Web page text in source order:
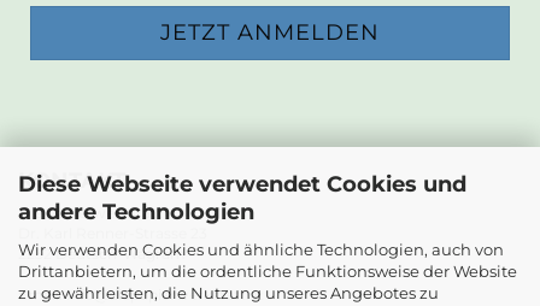
Diese Webseite verwendet Cookies und
andere Technologien
Wir verwenden Cookies und ähnliche Technologien, auch von
Drittanbietern, um die ordentliche Funktionsweise der Website
zu gewährleisten, die Nutzung unseres Angebotes zu
KONTAKT
Die Papierwerkstatt
2232 Deutsch-Wagram
Email: info@diepapierwerkstatt.at